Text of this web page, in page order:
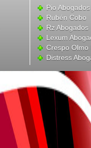
Pio
Rubén Cobo
Rz Abogados
Lexum
Crespo Olmo
Distress